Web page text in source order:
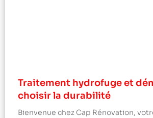
Traitement hydrofuge et
choisir la durabilité
Bienvenue chez Cap Rénovation,